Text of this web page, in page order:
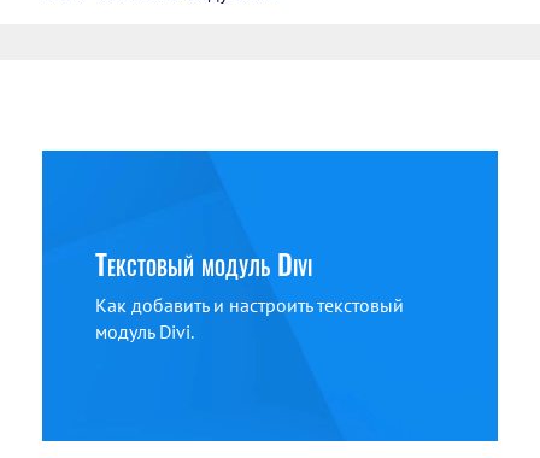
Текстовый модуль Divi
Как добавить и настроить текстовый
модуль Divi.